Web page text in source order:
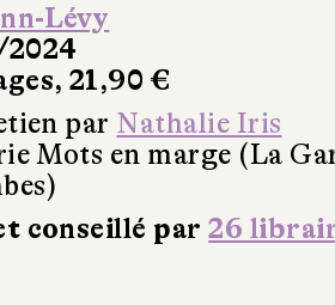
Lévy
21,90 €
par Nathalie Iris
Mots en marge (La
conseillé par26